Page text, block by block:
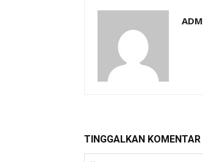
ADM
TINGGALKAN KOMENTAR